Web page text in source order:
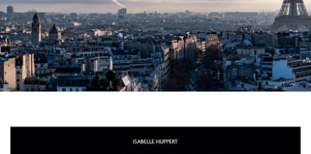
Drama
Fantasy
Horror